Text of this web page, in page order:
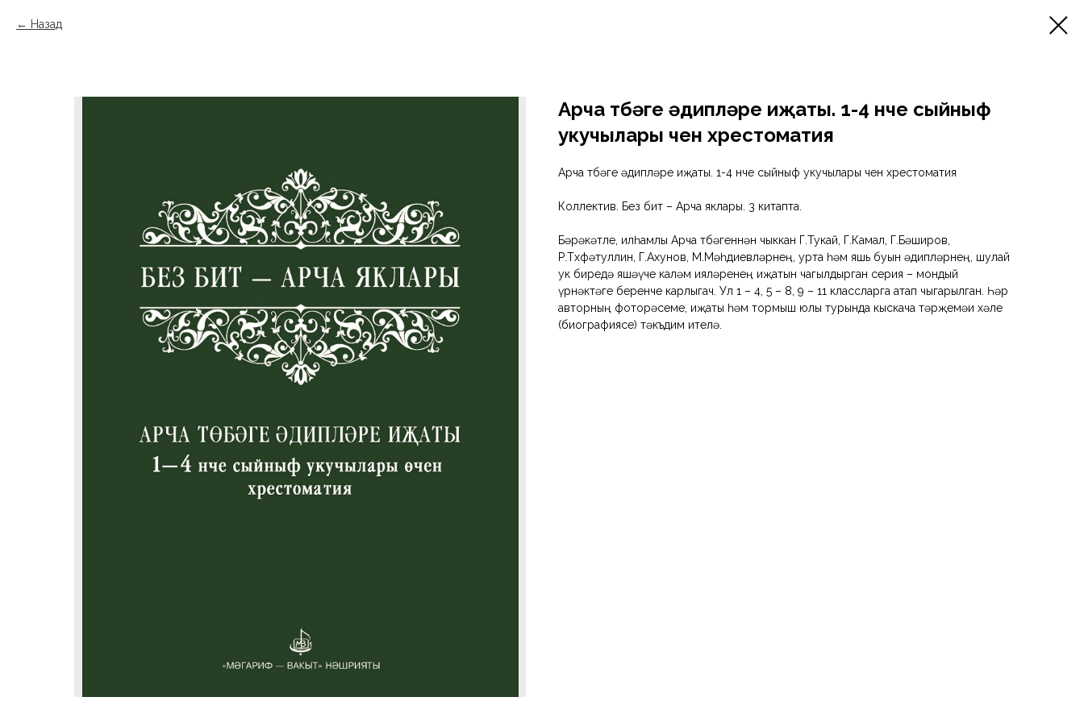
Назад
Арча төбәге әдипләре иҗаты. 1-4 нче сыйныф
укучылары өчен хрестоматия
Арча төбәге әдипләре иҗаты. 1-4 нче сыйныф укучылары өчен хрестоматия
Коллектив. Без бит – Арча яклары. 3 китапта.
Бәрәкәтле, илһамлы Арча төбәгеннән чыккан Г.Тукай, Г.Камал, Г.Бәширов,
Р.Төхфәтуллин, Г.Ахунов, М.Мәһдиевләрнең, урта һәм яшь буын әдипләрнең, шулай
ук биредә яшәүче каләм ияләренең иҗатын чагылдырган серия – мондый
үрнәктәге беренче карлыгач. Ул 1 – 4, 5 – 8, 9 – 11 классларга атап чыгарылган. Һәр
авторның фоторәсеме, иҗаты һәм тормыш юлы турында кыскача тәрҗемәи хәле
(биографиясе) тәкъдим ителә.